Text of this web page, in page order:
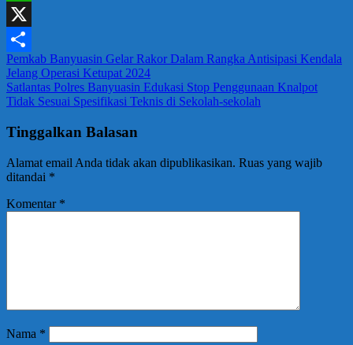
WhatsApp
X
Share
Navigasi
pos
Pemkab Banyuasin Gelar Rakor Dalam Rangka Antisipasi Kendala
Jelang Operasi Ketupat 2024
Satlantas Polres Banyuasin Edukasi Stop Penggunaan Knalpot
Tidak Sesuai Spesifikasi Teknis di Sekolah-sekolah
Tinggalkan Balasan
Alamat email Anda tidak akan dipublikasikan. Ruas yang wajib
ditandai *
Komentar *
Nama *